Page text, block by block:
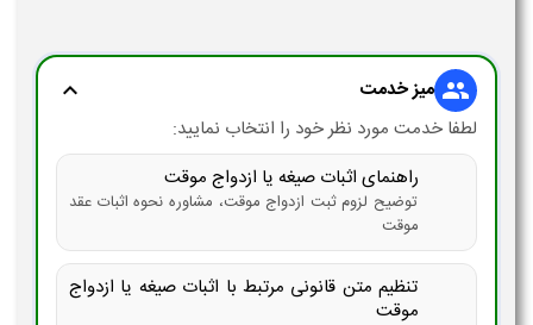
group میز خدمت expand_more
لطفا خدمت مورد نظر خود را انتخاب نمایید:
راهنمای اثبات صیغه یا ازدواج موقت
توضیح لزوم ثبت ازدواج موقت، مشاوره نحوه اثبات عقد
موقت
تنظیم متن قانونی مرتبط با اثبات صیغه یا ازدواج
موقت